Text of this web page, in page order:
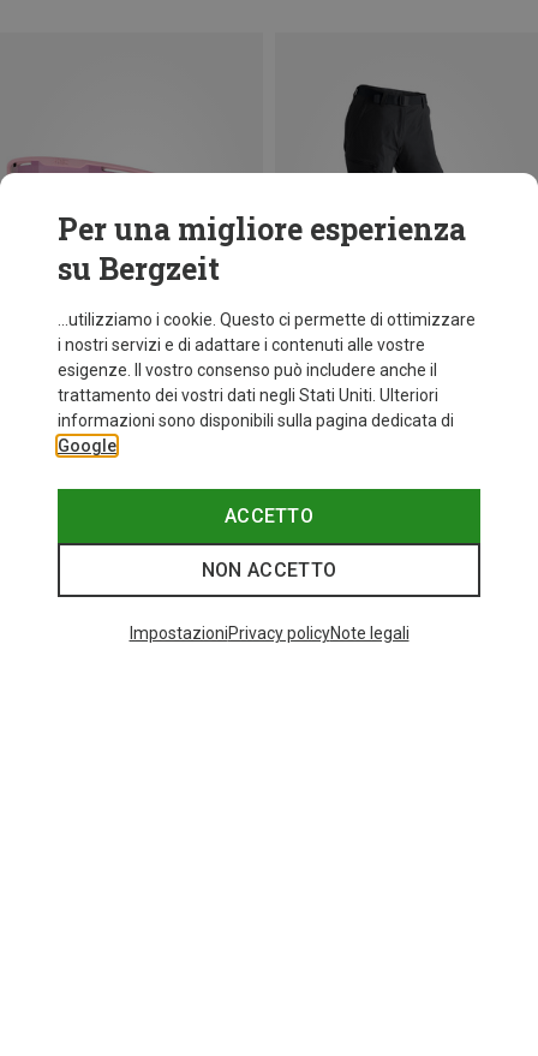
+10
fino a 34%
I più cercati
Per una migliore esperienza
su Bergzeit
...utilizziamo i cookie. Questo ci permette di ottimizzare
i nostri servizi e di adattare i contenuti alle vostre
esigenze. Il vostro consenso può includere anche il
trattamento dei vostri dati negli Stati Uniti. Ulteriori
informazioni sono disponibili sulla pagina dedicata di
Google
ACCETTO
NON ACCETTO
ImpostazioniPrivacy policyNote legali